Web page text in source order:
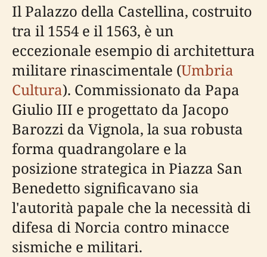
Il Palazzo della Castellina, costruito
tra il 1554 e il 1563, è un
eccezionale esempio di architettura
militare rinascimentale (Umbria
Cultura). Commissionato da Papa
Giulio III e progettato da Jacopo
Barozzi da Vignola, la sua robusta
forma quadrangolare e la
posizione strategica in Piazza San
Benedetto significavano sia
l'autorità papale che la necessità di
difesa di Norcia contro minacce
sismiche e militari.